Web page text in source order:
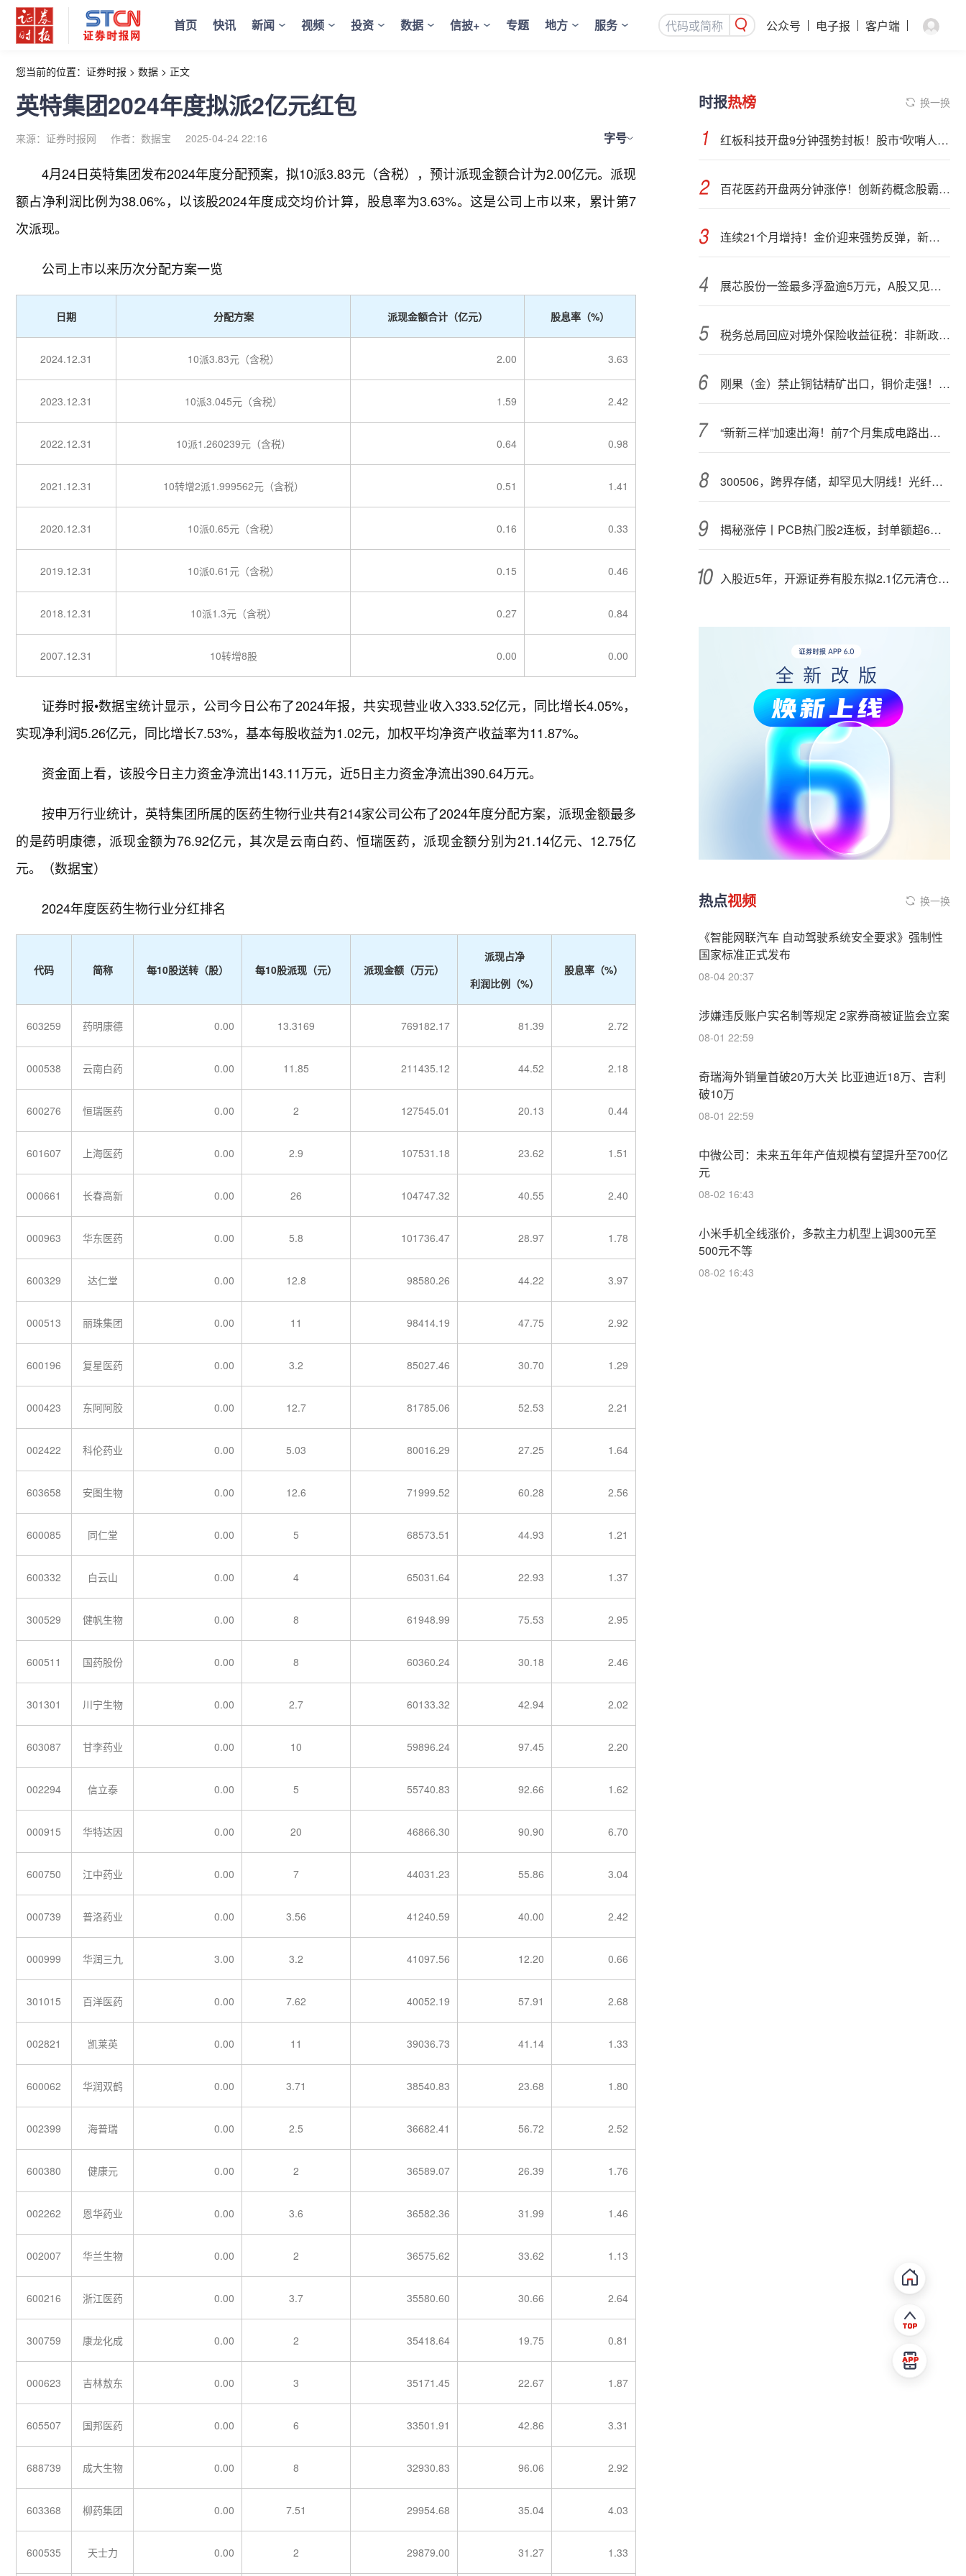
首页 快讯 新闻 视频 投资 数据 信披+ 专题 地方 服务 公众号 电子报 客户端
您当前的位置： 证券时报 > 数据 > 正文
英特集团2024年度拟派2亿元红包
来源：证券时报网 作者：数据宝 2025-04-24 22:16 字号
4月24日英特集团发布2024年度分配预案，拟10派3.83元（含税），预计派现金额合计为2.00亿元。派现
额占净利润比例为38.06%，以该股2024年度成交均价计算，股息率为3.63%。这是公司上市以来，累计第7
次派现。
公司上市以来历次分配方案一览
日期 分配方案 派现金额合计（亿元） 股息率（%）
2024.12.31 10派3.83元（含税） 2.00 3.63
2023.12.31 10派3.045元（含税） 1.59 2.42
2022.12.31 10派1.260239元（含税） 0.64 0.98
2021.12.31 10转增2派1.999562元（含税） 0.51 1.41
2020.12.31 10派0.65元（含税） 0.16 0.33
2019.12.31 10派0.61元（含税） 0.15 0.46
2018.12.31 10派1.3元（含税） 0.27 0.84
2007.12.31 10转增8股 0.00 0.00
证券时报•数据宝统计显示，公司今日公布了2024年报，共实现营业收入333.52亿元，同比增长4.05%，
实现净利润5.26亿元，同比增长7.53%，基本每股收益为1.02元，加权平均净资产收益率为11.87%。
资金面上看，该股今日主力资金净流出143.11万元，近5日主力资金净流出390.64万元。
按申万行业统计，英特集团所属的医药生物行业共有214家公司公布了2024年度分配方案，派现金额最多
的是药明康德，派现金额为76.92亿元，其次是云南白药、恒瑞医药，派现金额分别为21.14亿元、12.75亿
元。（数据宝）
2024年度医药生物行业分红排名
代码 简称 每10股送转（股） 每10股派现（元） 派现金额（万元）
派现占净
利润比例（%）
股息率（%）
603259 药明康德 0.00 13.3169 769182.17 81.39 2.72
000538 云南白药 0.00 11.85 211435.12 44.52 2.18
600276 恒瑞医药 0.00 2 127545.01 20.13 0.44
601607 上海医药 0.00 2.9 107531.18 23.62 1.51
000661 长春高新 0.00 26 104747.32 40.55 2.40
000963 华东医药 0.00 5.8 101736.47 28.97 1.78
600329 达仁堂 0.00 12.8 98580.26 44.22 3.97
000513 丽珠集团 0.00 11 98414.19 47.75 2.92
600196 复星医药 0.00 3.2 85027.46 30.70 1.29
000423 东阿阿胶 0.00 12.7 81785.06 52.53 2.21
002422 科伦药业 0.00 5.03 80016.29 27.25 1.64
603658 安图生物 0.00 12.6 71999.52 60.28 2.56
600085 同仁堂 0.00 5 68573.51 44.93 1.21
600332 白云山 0.00 4 65031.64 22.93 1.37
300529 健帆生物 0.00 8 61948.99 75.53 2.95
600511 国药股份 0.00 8 60360.24 30.18 2.46
301301 川宁生物 0.00 2.7 60133.32 42.94 2.02
603087 甘李药业 0.00 10 59896.24 97.45 2.20
002294 信立泰 0.00 5 55740.83 92.66 1.62
000915 华特达因 0.00 20 46866.30 90.90 6.70
600750 江中药业 0.00 7 44031.23 55.86 3.04
000739 普洛药业 0.00 3.56 41240.59 40.00 2.42
000999 华润三九 3.00 3.2 41097.56 12.20 0.66
301015 百洋医药 0.00 7.62 40052.19 57.91 2.68
002821 凯莱英 0.00 11 39036.73 41.14 1.33
600062 华润双鹤 0.00 3.71 38540.83 23.68 1.80
002399 海普瑞 0.00 2.5 36682.41 56.72 2.52
600380 健康元 0.00 2 36589.07 26.39 1.76
002262 恩华药业 0.00 3.6 36582.36 31.99 1.46
002007 华兰生物 0.00 2 36575.62 33.62 1.13
600216 浙江医药 0.00 3.7 35580.60 30.66 2.64
300759 康龙化成 0.00 2 35418.64 19.75 0.81
000623 吉林敖东 0.00 3 35171.45 22.67 1.87
605507 国邦医药 0.00 6 33501.91 42.86 3.31
688739 成大生物 0.00 8 32930.83 96.06 2.92
603368 柳药集团 0.00 7.51 29954.68 35.04 4.03
600535 天士力 0.00 2 29879.00 31.27 1.33
时报热榜 换一换
红板科技开盘9分钟强势封板！股市“吹哨人”突然改口！市场风向变了？
百花医药开盘两分钟涨停！创新药概念股霸屏，业绩预喜股来了
连续21个月增持！金价迎来强势反弹，新一轮上行窗口开启？
展芯股份一签最多浮盈逾5万元，A股又见肉签
税务总局回应对境外保险收益征税：非新政策，无需过度解读
刚果（金）禁止铜钴精矿出口，铜价走强！多家公司最新回应
“新新三样”加速出海！前7个月集成电路出口额接近翻倍
300506，跨界存储，却罕见大阴线！光纤需求激增，稀土细分原料，火了
揭秘涨停丨PCB热门股2连板，封单额超6亿元
入股近5年，开源证券有股东拟2.1亿元清仓离场
热点视频 换一换
《智能网联汽车 自动驾驶系统安全要求》强制性
国家标准正式发布
08-04 20:37
涉嫌违反账户实名制等规定 2家券商被证监会立案
08-01 22:59
奇瑞海外销量首破20万大关 比亚迪近18万、吉利
破10万
08-01 22:59
中微公司：未来五年年产值规模有望提升至700亿
元
08-02 16:43
小米手机全线涨价，多款主力机型上调300元至
500元不等
08-02 16:43